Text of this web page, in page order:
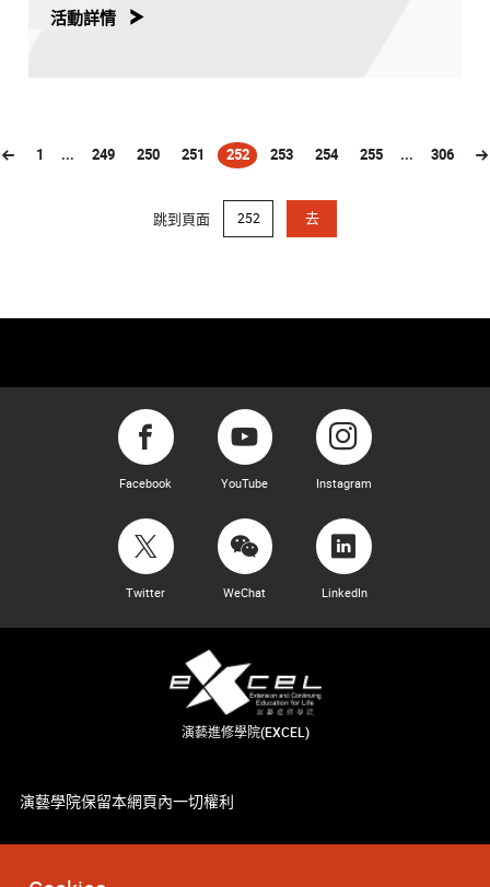
活動詳情
1 ... 249 250 251 252
(current)253 254 255 ... 306
跳到頁面 去
Facebook YouTube Instagram
Twitter WeChat LinkedIn
演藝進修學院(EXCEL)
演藝學院保留本網頁內一切權利